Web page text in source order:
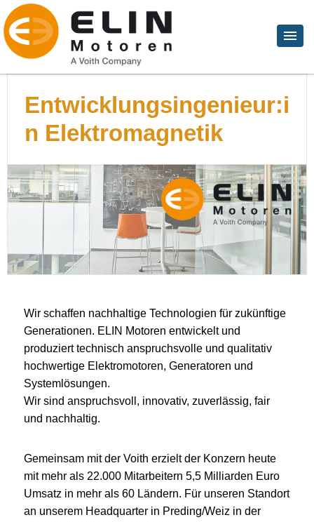
Entwicklungsingenieur:i
n Elektromagnetik
Wir schaffen nachhaltige Technologien für zukünftige
Generationen. ELIN Motoren entwickelt und
produziert technisch anspruchsvolle und qualitativ
hochwertige Elektromotoren, Generatoren und
Systemlösungen.
Wir sind anspruchsvoll, innovativ, zuverlässig, fair
und nachhaltig.
Gemeinsam mit der Voith erzielt der Konzern heute
mit mehr als 22.000 Mitarbeitern 5,5 Milliarden Euro
Umsatz in mehr als 60 Ländern. Für unseren Standort
an unserem Headquarter in Preding/Weiz in der